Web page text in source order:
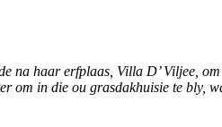
na haar erfplaas, Villa D’ Viljee,
om in die ou grasdakhuisie te